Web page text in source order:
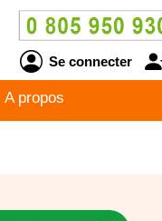
Se connecter
A propos